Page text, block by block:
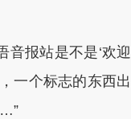
报站是不是‘欢迎
一个标志的东西出